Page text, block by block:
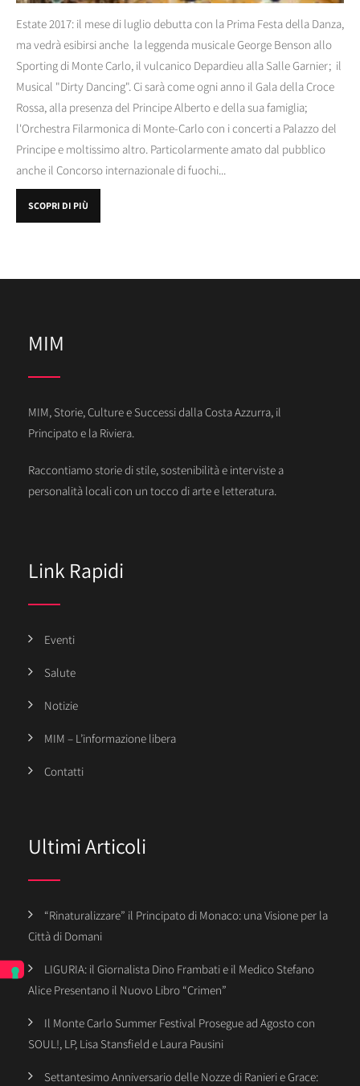
Estate 2017: il mese di luglio debutta con la Prima Festa della Danza,
ma vedrà esibirsi anche la leggenda musicale George Benson allo
Sporting di Monte Carlo, il vulcanico Depardieu alla Salle Garnier; il
Musical "Dirty Dancing". Ci sarà come ogni anno il Gala della Croce
Rossa, alla presenza del Principe Alberto e della sua famiglia;
l'Orchestra Filarmonica di Monte-Carlo con i concerti a Palazzo del
Principe e moltissimo altro. Particolarmente amato dal pubblico
anche il Concorso internazionale di fuochi...
SCOPRI DI PIÙ
MIM
MIM, Storie, Culture e Successi dalla Costa Azzurra, il
Principato e la Riviera.
Raccontiamo storie di stile, sostenibilità e interviste a
personalità locali con un tocco di arte e letteratura.
Link Rapidi
Eventi
Salute
Notizie
MIM – L’informazione libera
Contatti
Ultimi Articoli
“Rinaturalizzare” il Principato di Monaco: una Visione per la
Città di Domani
LIGURIA: il Giornalista Dino Frambati e il Medico Stefano
Alice Presentano il Nuovo Libro “Crimen”
Il Monte Carlo Summer Festival Prosegue ad Agosto con
SOUL!, LP, Lisa Stansfield e Laura Pausini
Settantesimo Anniversario delle Nozze di Ranieri e Grace: